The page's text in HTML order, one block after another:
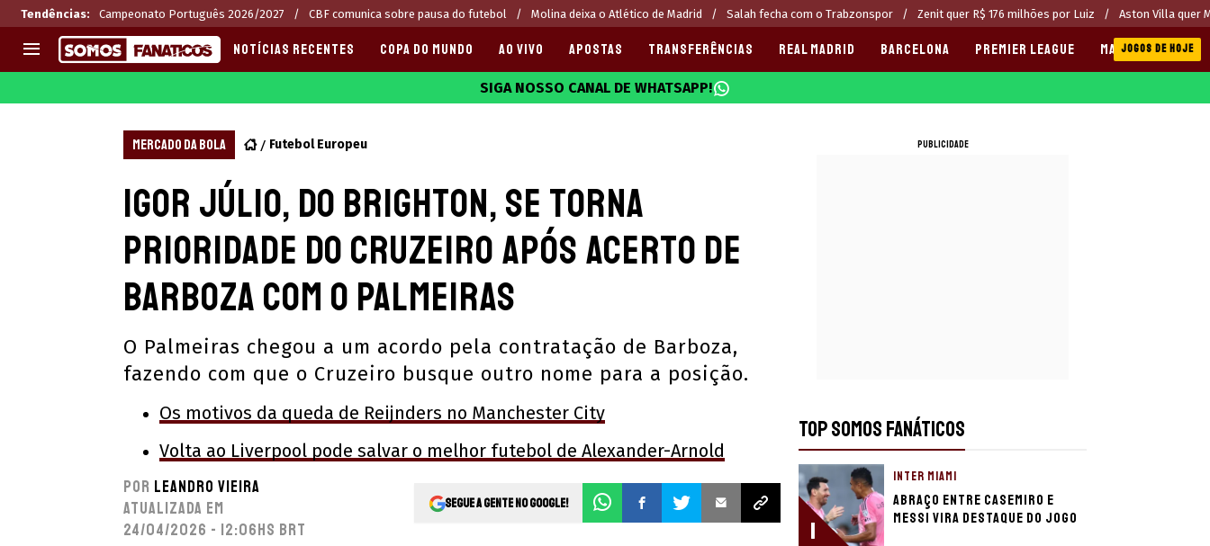
Tendências: Campeonato Português 2026/2027 CBF comunica sobre pausa do futebol Molina deixa o Atlético de Madrid Salah fecha com o Trabzonspor Zenit quer R$ 176 milhões por Luiz Aston Villa quer
CHAMPIONS LEAGUE
PREMIER LEAGUE
LIGA PORTUGUESA
Melhores sites de apostas 2025
Últimas
CASAS DE APOSTAS
CÓDIGOS e OFERTAS
APPS
NOTÍCIAS RECENTES COPA DO MUNDO AO VIVO APOSTAS TRANSFERÊNCIAS REAL MADRID BARCELONA PREMIER LEAGUE MANCHESTER CITY
JOGOS DE HOJE
SIGA NOSSO CANAL DE WHATSAPP!
MERCADO DA BOLA Futebol Europeu
Igor Júlio, do Brighton, se torna
prioridade do Cruzeiro após acerto de
Barboza com o Palmeiras
O Palmeiras chegou a um acordo pela contratação de Barboza,
fazendo com que o Cruzeiro busque outro nome para a posição.
Os motivos da queda de Reijnders no Manchester City
Volta ao Liverpool pode salvar o melhor futebol de Alexander-Arnold
Por Leandro Vieira
Atualizada em
24/04/2026 - 12:06hs BRT
Segue a gente no Google!
PUBLICIDADE
TOP SOMOS FANÁTICOS
1
INTER MIAMI
Abraço entre Casemiro e
Messi vira destaque do jogo